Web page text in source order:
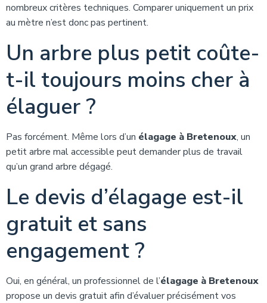
nombreux critères techniques. Comparer uniquement un prix
au mètre n’est donc pas pertinent.
Un arbre plus petit coûte-
t-il toujours moins cher à
élaguer ?
Pas forcément. Même lors d’un élagage à Bretenoux, un
petit arbre mal accessible peut demander plus de travail
qu’un grand arbre dégagé.
Le devis d’élagage est-il
gratuit et sans
engagement ?
Oui, en général, un professionnel de l’élagage à Bretenoux
propose un devis gratuit afin d’évaluer précisément vos